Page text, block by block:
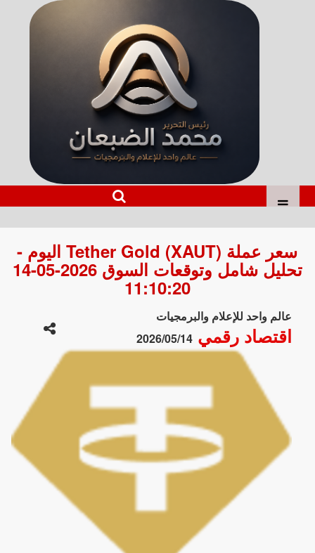
سعر عملة Tether Gold (XAUT) اليوم -
تحليل شامل وتوقعات السوق 2026-05-14
11:10:20
عالم واحد للإعلام والبرمجيات
اقتصاد رقمي2026/05/14